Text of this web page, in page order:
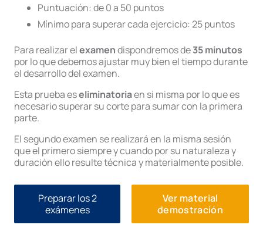
Puntuación: de 0 a 50 puntos
Mínimo para superar cada ejercicio: 25 puntos
Para realizar elexamendispondremos de35 minutos
por lo que debemos ajustar muy bien el tiempo durante
el desarrollo del examen.
Esta prueba eseliminatoriaen si misma por lo que es
necesario superar su corte para sumar con la primera
parte.
El segundo examen se realizará en la misma sesión
que el primero siempre y cuando por su naturaleza y
duración ello resulte técnica y materialmente posible.
Preparar los 2
exámenes
Ver material
demostración